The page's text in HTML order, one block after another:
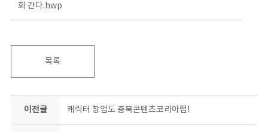
회 간다.hwp
목록
이전글 캐릭터 창업도 충북콘텐츠코리아랩!